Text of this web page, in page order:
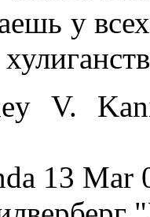
у
V.
13 Mar